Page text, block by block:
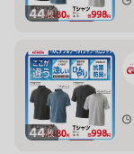
44枚
44枚